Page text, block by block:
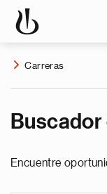
Carreras
Encuentre